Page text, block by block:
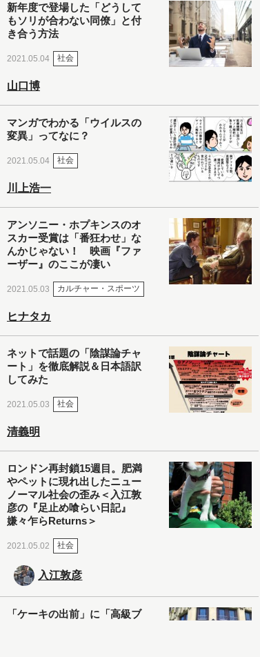
新年度で登場した「どうして
もソリが合わない同僚」と付
き合う方法
2021.05.04 社会
山口博
マンガでわかる「ウイルスの
変異」ってなに？
2021.05.04 社会
川上浩一
アンソニー・ホプキンスのオ
スカー受賞は「番狂わせ」な
んかじゃない！ 映画『ファ
ーザー』のここが凄い
2021.05.03 カルチャー・スポーツ
ヒナタカ
ネットで話題の「陰謀論チャ
ート」を徹底解説＆日本語訳
してみた
2021.05.03 社会
清義明
ロンドン再封鎖15週目。肥満
やペットに現れ出したニュー
ノーマル社会の歪み＜入江敦
彦の『足止め喰らい日記』
嫌々乍らReturns＞
2021.05.02 社会
入江敦彦
「ケーキの出前」に「高級ブ